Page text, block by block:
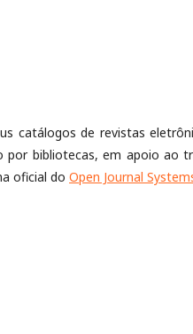
catálogos de revistas
bibliotecas, em apoio ao
oficial do Open Journal